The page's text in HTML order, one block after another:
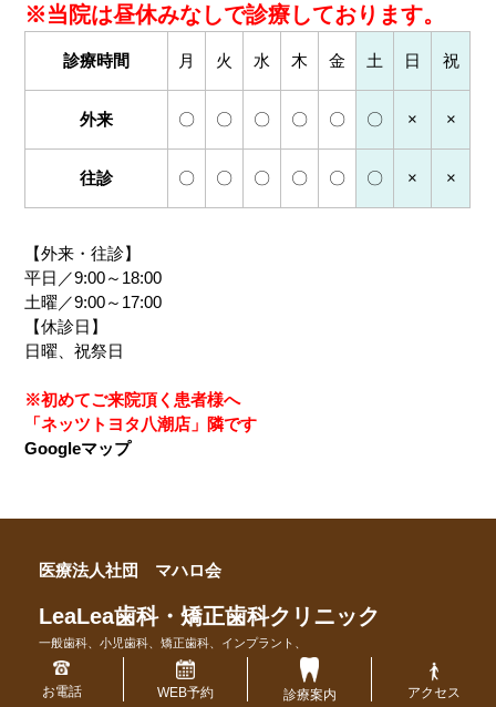
お電話 WEB予約 診療案内 アクセス
【外来・往診】
平日／9:00～18:00
土曜／9:00～17:00
【休診日】
日曜、祝祭日
※初めてご来院頂く患者様へ
「ネッツトヨタ八潮店」隣です
Googleマップ
※当院は昼休みなしで診療しております。
診療時間 月 火 水 木 金 土 日 祝
外来 〇 〇 〇 〇 〇 〇 × ×
往診 〇 〇 〇 〇 〇 〇 × ×
医療法人社団 マハロ会
LeaLea歯科・矯正歯科クリニック
一般歯科、小児歯科、矯正歯科、インプラント、
口腔外科、訪問診療